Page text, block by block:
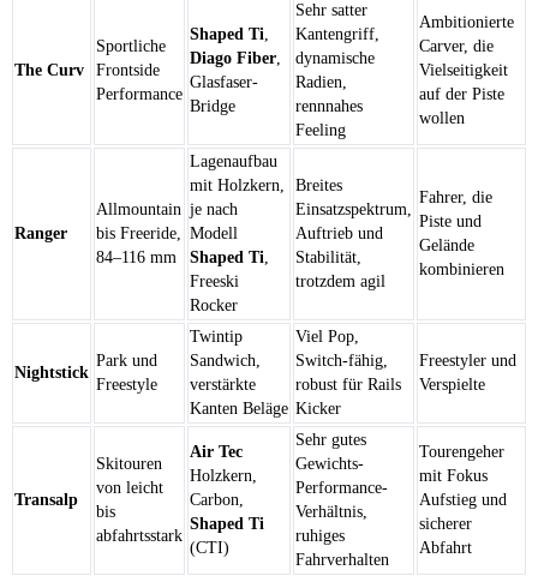
The Curv
Sportliche
Frontside
Performance
Shaped Ti,
Diago Fiber,
Glasfaser-
Bridge
Sehr satter
Kantengriff,
dynamische
Radien,
rennnahes
Feeling
Ambitionierte
Carver, die
Vielseitigkeit
auf der Piste
wollen
Ranger
Allmountain
bis Freeride,
84–116 mm
Lagenaufbau
mit Holzkern,
je nach
Modell
Shaped Ti,
Freeski
Rocker
Breites
Einsatzspektrum,
Auftrieb und
Stabilität,
trotzdem agil
Fahrer, die
Piste und
Gelände
kombinieren
Nightstick
Park und
Freestyle
Twintip
Sandwich,
verstärkte
Kanten Beläge
Viel Pop,
Switch-fähig,
robust für Rails
Kicker
Freestyler und
Verspielte
Transalp
Skitouren
von leicht
bis
abfahrtsstark
Air Tec
Holzkern,
Carbon,
Shaped Ti
(CTI)
Sehr gutes
Gewichts-
Performance-
Verhältnis,
ruhiges
Fahrverhalten
Tourengeher
mit Fokus
Aufstieg und
sicherer
Abfahrt